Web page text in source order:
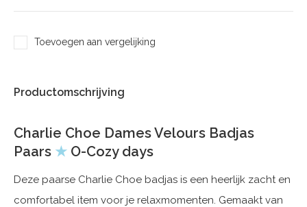
Toevoegen aan vergelijking
Productomschrijving
Charlie Choe Dames Velours Badjas
Paars ★ O-Cozy days
Deze paarse Charlie Choe badjas is een heerlijk zacht en
comfortabel item voor je relaxmomenten. Gemaakt van